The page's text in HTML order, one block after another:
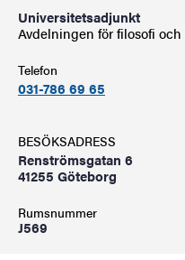
Universitetsadjunkt
Avdelningen för filosofi och
Telefon
031-786 69 65
BESÖKSADRESS
Renströmsgatan 6
41255 Göteborg
Rumsnummer
J569